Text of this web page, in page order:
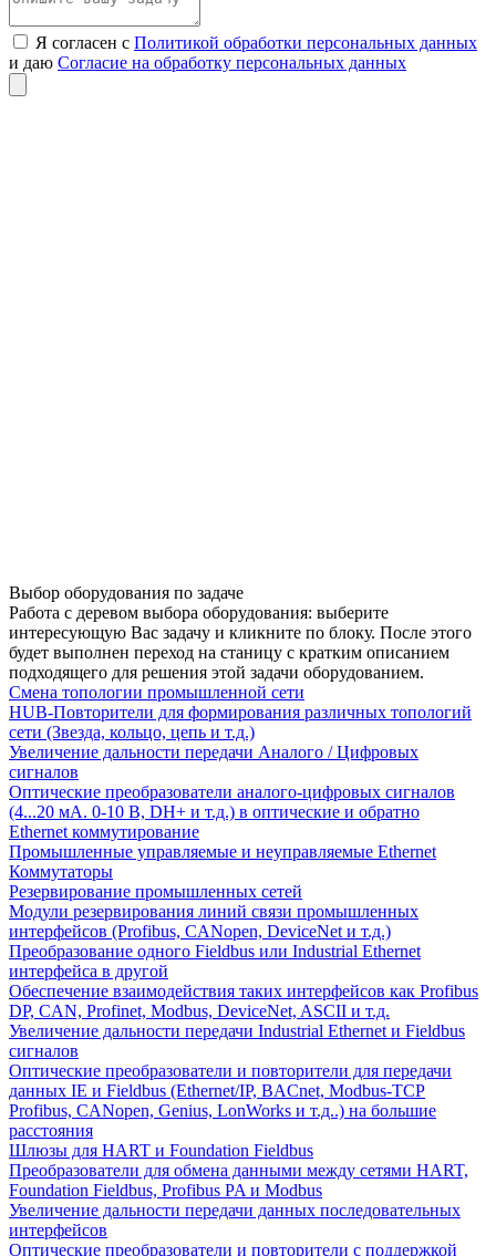
Я согласен с Политикой обработки персональных данных
и даю Согласие на обработку персональных данных
Выбор оборудования по задаче
Работа с деревом выбора оборудования: выберите
интересующую Вас задачу и кликните по блоку. После этого
будет выполнен переход на станицу с кратким описанием
подходящего для решения этой задачи оборудованием.
Смена топологии промышленной сети
HUB-Повторители для формирования различных топологий
сети (Звезда, кольцо, цепь и т.д.)
Увеличение дальности передачи Аналого / Цифровых
сигналов
Оптические преобразователи аналого-цифровых сигналов
(4...20 мА. 0-10 В, DH+ и т.д.) в оптические и обратно
Ethernet коммутирование
Промышленные управляемые и неуправляемые Ethernet
Коммутаторы
Резервирование промышленных сетей
Модули резервирования линий связи промышленных
интерфейсов (Profibus, CANopen, DeviceNet и т.д.)
Преобразование одного Fieldbus или Industrial Ethernet
интерфейса в другой
Обеспечение взаимодействия таких интерфейсов как Profibus
DP, CAN, Profinet, Modbus, DeviceNet, ASCII и т.д.
Увеличение дальности передачи Industrial Ethernet и Fieldbus
сигналов
Оптические преобразователи и повторители для передачи
данных IE и Fieldbus (Ethernet/IP, BACnet, Modbus-TCP
Profibus, CANopen, Genius, LonWorks и т.д..) на большие
расстояния
Шлюзы для HART и Foundation Fieldbus
Преобразователи для обмена данными между сетями HART,
Foundation Fieldbus, Profibus PA и Modbus
Увеличение дальности передачи данных последовательных
интерфейсов
Оптические преобразователи и повторители с поддержкой